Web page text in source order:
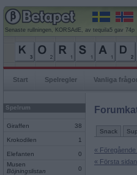
Senaste rullningen, KORSAdE, av tequila5 gav 74p
Start Spelregler Vanliga
Spelrum
Giraffen 38
Krokodilen 1
Elefanten
0
Musen
Böjningslistan
0
Snack
« Föregående
« Första sidan